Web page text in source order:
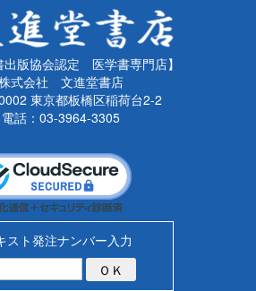
出版協会認定 医学書専門店】
式会社 文進堂書店
東京都板橋区稲荷台2-2
電話：03-3964-3305
スト発注ナンバー入力